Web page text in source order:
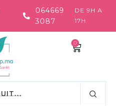
064669
3087
DE 9H A
17H
0